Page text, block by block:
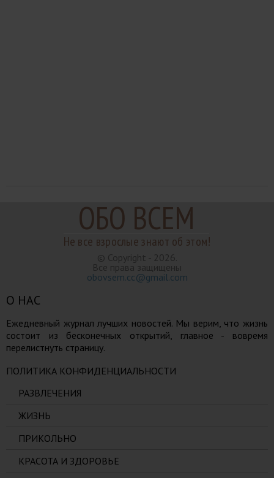
ОБО ВСЕМ
Не все взрослые знают об этом!
© Copyright - 2026.
Все права защищены
obovsem.cc@gmail.com
О НАС
Ежедневный журнал лучших новостей. Мы верим, что жизнь
состоит из бесконечных открытий, главное - вовремя
перелистнуть страницу.
ПОЛИТИКА КОНФИДЕНЦИАЛЬНОСТИ
РАЗВЛЕЧЕНИЯ
ЖИЗНЬ
ПРИКОЛЬНО
КРАСОТА И ЗДОРОВЬЕ